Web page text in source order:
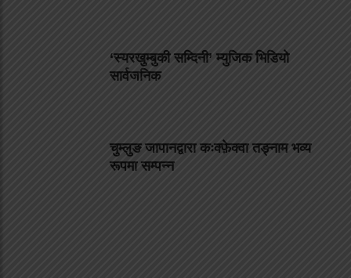
‘स्यरखुम्बुकी सम्दिनी’ म्युजिक भिडियो
सार्वजनिक
चुम्लुङ जापानद्वारा कःक्फ़ेक्वा तङ्नाम भव्य
रूपमा सम्पन्न